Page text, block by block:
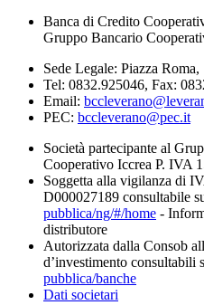
Banca di Credito
Gruppo Bancario
Sede Legale: Piazza
Tel: 0832.925046, Fax:
Email:
PEC: bccleverano@pec.it
Società partecipante al
Cooperativo Iccrea P. IVA
Soggetta alla vigilanza di
D000027189 consultabile
pubblica/ng/#/home -
distributore
Autorizzata dalla Consob
d’investimento consultabili
pubblica/banche
Dati societari